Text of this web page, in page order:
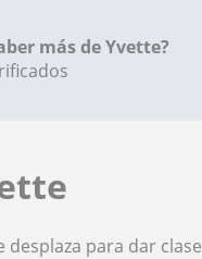
más de Yvette?
desplaza para dar clase